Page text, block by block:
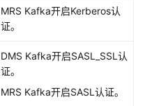
MRS Kafka开启Kerberos认
证。
DMS Kafka开启SASL_SSL认
证。
MRS Kafka开启SASL认证。